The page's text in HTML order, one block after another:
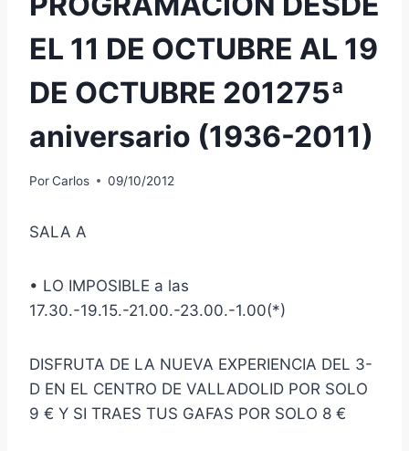
EL 11 DE OCTUBRE AL 19
DE OCTUBRE 201275ª
aniversario (1936-2011)
PorCarlos 09/10/2012
SALA A
• LO IMPOSIBLE a las
17.30.-19.15.-21.00.-23.00.-1.00(*)
DISFRUTA DE LA NUEVA EXPERIENCIA DEL 3-
D EN EL CENTRO DE VALLADOLID POR SOLO
9 € Y SI TRAES TUS GAFAS POR SOLO 8 €